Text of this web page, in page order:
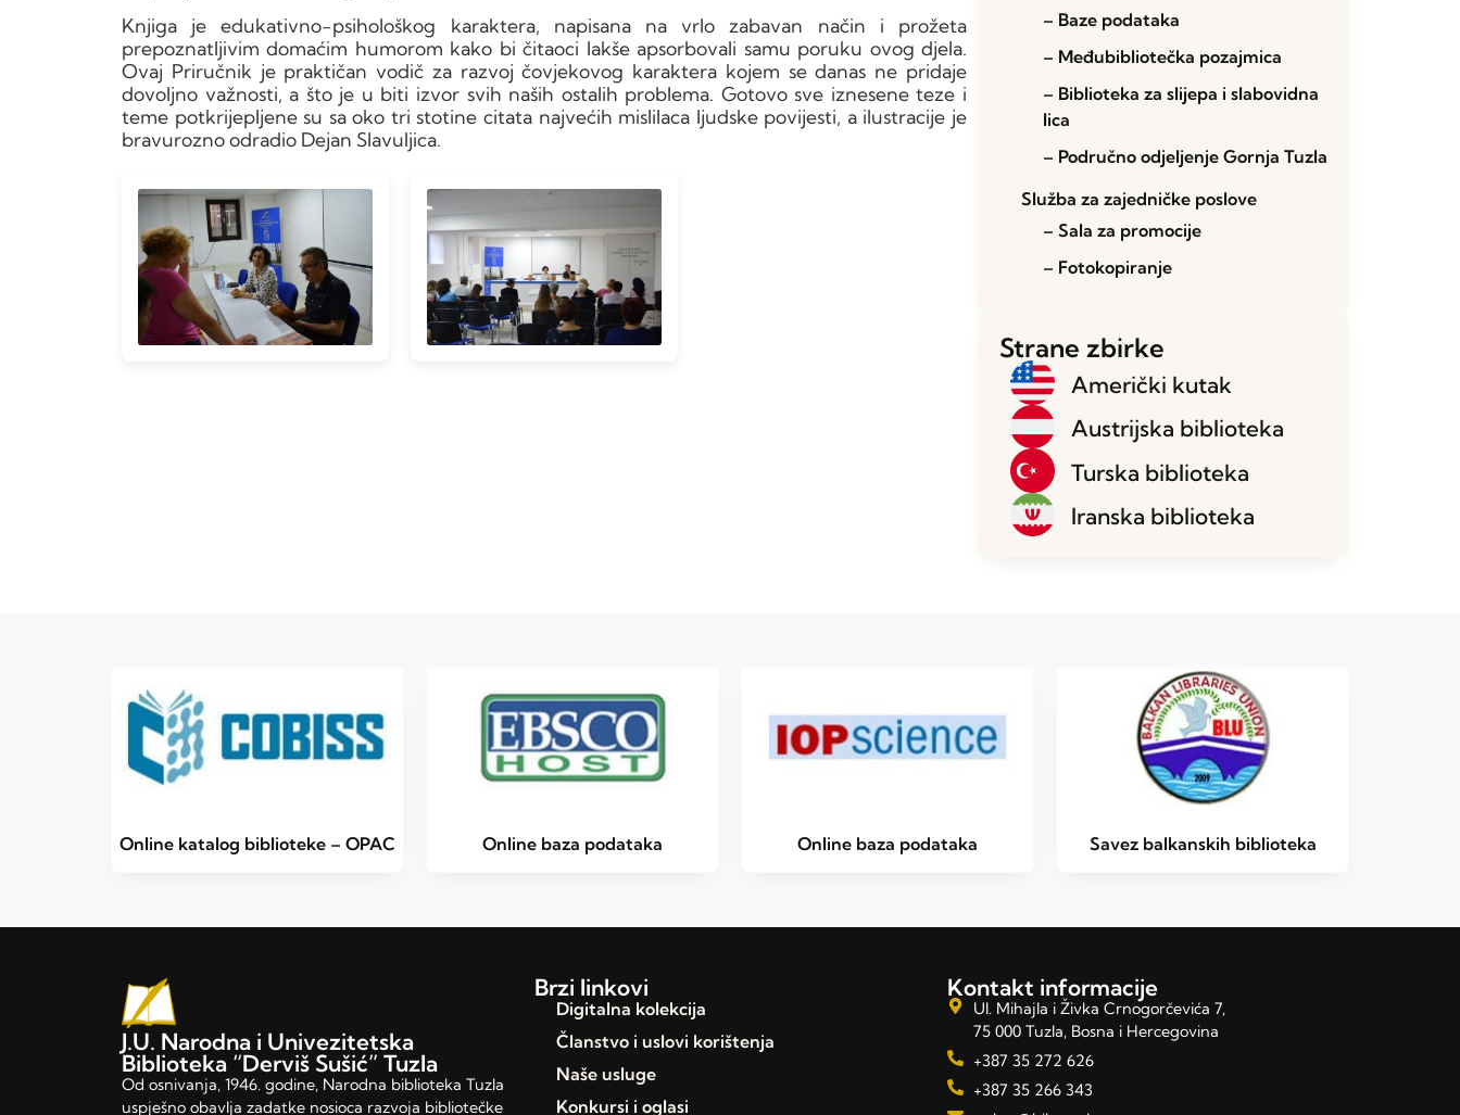
Knjiga je edukativno-psihološkog karaktera, napisana na vrlo zabavan način i prožeta
prepoznatljivim domaćim humorom kako bi čitaoci lakše apsorbovali samu poruku ovog djela.
Ovaj Priručnik je praktičan vodič za razvoj čovjekovog karaktera kojem se danas ne pridaje
dovoljno važnosti, a što je u biti izvor svih naših ostalih problema. Gotovo sve iznesene teze i
teme potkrijepljene su sa oko tri stotine citata najvećih mislilaca ljudske povijesti, a ilustracije je
bravurozno odradio Dejan Slavuljica.
– Baze podataka
– Međubibliotečka pozajmica
– Biblioteka za slijepa i slabovidna
lica
– Područno odjeljenje Gornja Tuzla
Služba za zajedničke poslove
– Sala za promocije
– Fotokopiranje
Strane zbirke
Američki kutak
Austrijska biblioteka
Turska biblioteka
Iranska biblioteka
Online katalog biblioteke – OPAC Online baza podataka Online baza podataka Savez balkanskih biblioteka
J.U. Narodna i Univezitetska
Biblioteka “Derviš Sušić” Tuzla
Od osnivanja, 1946. godine, Narodna biblioteka Tuzla
uspješno obavlja zadatke nosioca razvoja bibliotečke
Brzi linkovi
Digitalna kolekcija
Članstvo i uslovi korištenja
Naše usluge
Konkursi i oglasi
Kontakt informacije
Ul. Mihajla i Živka Crnogorčevića 7,
75 000 Tuzla, Bosna i Hercegovina
+387 35 272 626
+387 35 266 343